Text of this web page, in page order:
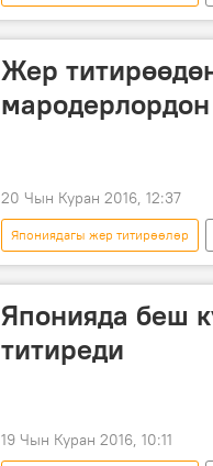
Басма сөзгө баяндама
Жер
20 Чын Куран 2016, 12:37
Япониядагы жер титирөөлөр
жер титирөө
уурулук
Японияда беш
титиреди
19 Чын Куран 2016, 10:11